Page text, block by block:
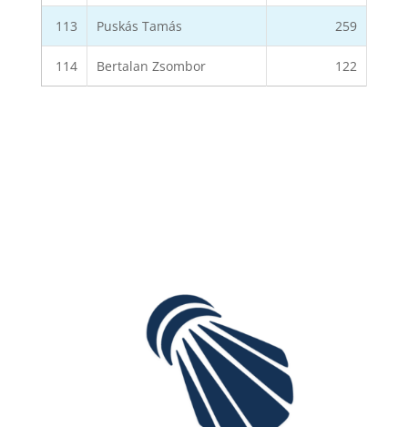
113 Puskás Tamás 259
114 Bertalan Zsombor 122